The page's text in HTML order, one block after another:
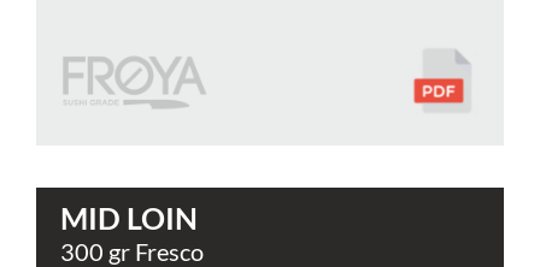
MID LOIN
300 gr Fresco